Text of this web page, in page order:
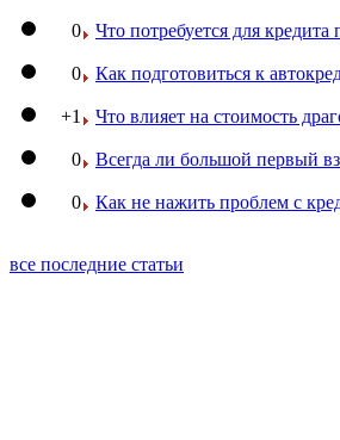
0 Что потребуется для
0 Как подготовиться к
+1 Что влияет на стоимость
0 Всегда ли большой первый
0 Как не нажить проблем с
все последние статьи